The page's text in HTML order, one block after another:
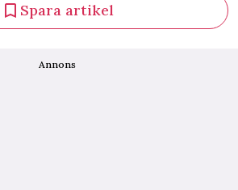
Spara artikel
Annons